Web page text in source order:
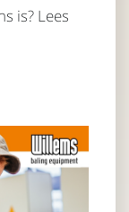
is? Lees